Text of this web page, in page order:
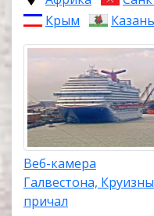
Крым
Казань
Веб-камера
Галвестона,
причал